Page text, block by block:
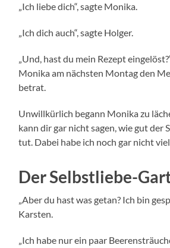
„Ich liebe dich“, sagte Monika.
„Ich dich auch“, sagte Holger.
„Und, hast du mein Rezept
Monika am nächsten Montag den
betrat.
Unwillkürlich begann Monika zu
kann dir gar nicht sagen, wie gut der
tut. Dabei habe ich noch gar nicht viel
Der Selbstliebe-
„Aber du hast was getan? Ich bin
Karsten.
„Ich habe nur ein paar